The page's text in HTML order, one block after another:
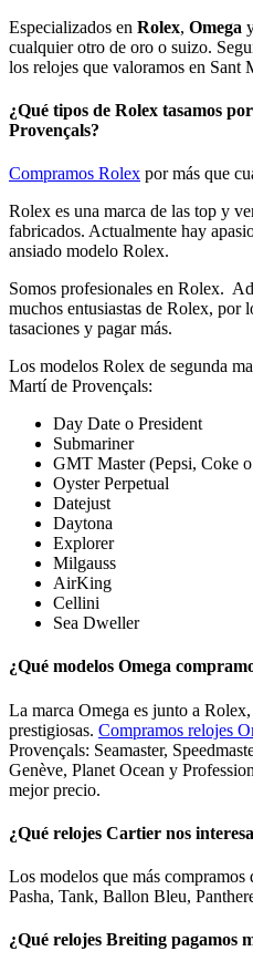
Especializados en Rolex, Omega
cualquier otro de oro o suizo.
los relojes que valoramos en Sant
¿Qué tipos de Rolex tasamos
Provençals?
Compramos Rolex por más que
Rolex es una marca de las top y
fabricados. Actualmente hay
ansiado modelo Rolex.
Somos profesionales en Rolex.
muchos entusiastas de Rolex, por
tasaciones y pagar más.
Los modelos Rolex de segunda
Martí de Provençals:
Day Date o President
Submariner
GMT Master (Pepsi, Coke
Oyster Perpetual
Datejust
Daytona
Explorer
Milgauss
AirKing
Cellini
Sea Dweller
¿Qué modelos Omega
La marca Omega es junto a
prestigiosas. Compramos relojes
Provençals: Seamaster,
Genève, Planet Ocean y
mejor precio.
¿Qué relojes Cartier nos
Los modelos que más compramos
Pasha, Tank, Ballon Bleu,
¿Qué relojes Breiting pagamos